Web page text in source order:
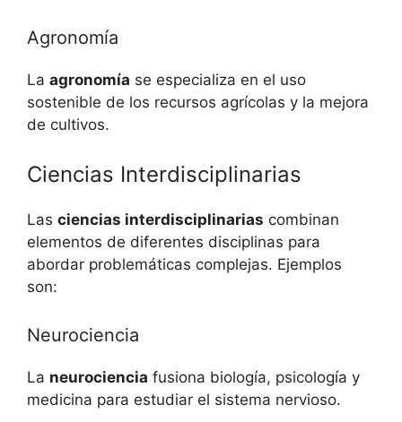
Agronomía
La agronomía se especializa en el uso
sostenible de los recursos agrícolas y la mejora
de cultivos.
Ciencias Interdisciplinarias
Las ciencias interdisciplinarias combinan
elementos de diferentes disciplinas para
abordar problemáticas complejas. Ejemplos
son:
Neurociencia
La neurociencia fusiona biología, psicología y
medicina para estudiar el sistema nervioso.